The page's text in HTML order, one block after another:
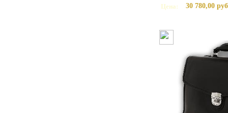
Цена:
30 780,00